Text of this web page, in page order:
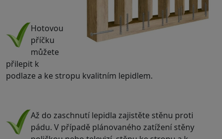
Hotovou
příčku
můžete
přilepit k
podlaze a ke stropu kvalitním lepidlem.
Až do zaschnutí lepidla zajistěte stěnu proti
pádu. V případě plánovaného zatížení stěny